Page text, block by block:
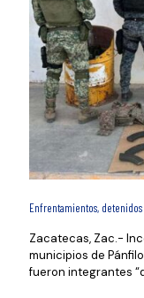
Enfrentamientos,
Zacatecas, Zac.-
municipios de
fueron integrantes